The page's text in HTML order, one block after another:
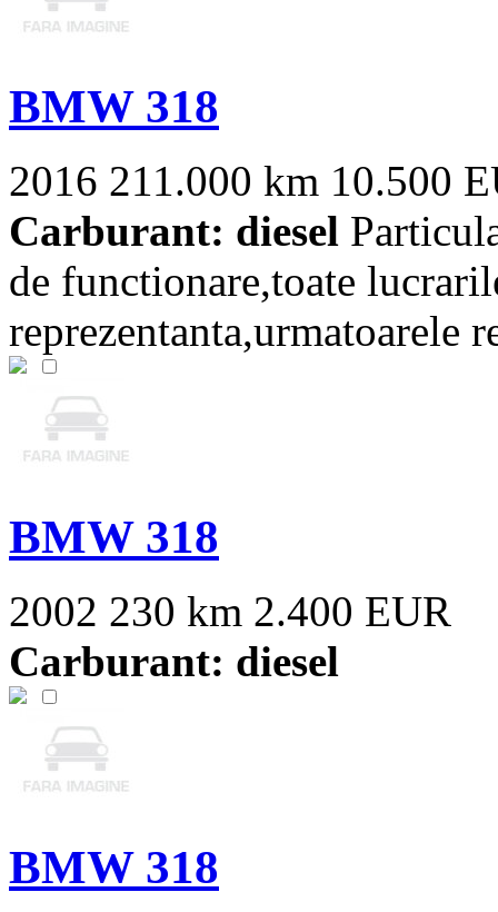
BMW 318
2016 211.000 km 10.500
Carburant: diesel
de functionare,toate
reprezentanta,urmatoarele
BMW 318
2002 230 km 2.400 EUR
Carburant: diesel
BMW 318